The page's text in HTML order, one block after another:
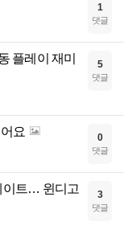
1
댓글
플레이 재미
5
댓글
요 0
댓글
이트… 윈디고
3
댓글